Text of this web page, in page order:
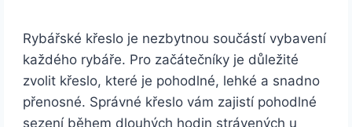
Rybářské křeslo je nezbytnou součástí vybavení
každého rybáře. Pro začátečníky je důležité
zvolit křeslo, které je pohodlné, lehké a snadno
přenosné. Správné křeslo vám zajistí pohodlné
sezení během dlouhých hodin strávených u